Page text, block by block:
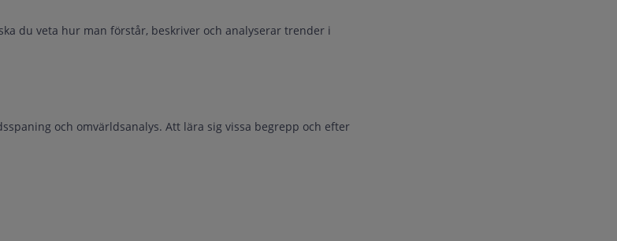
du veta hur man förstår, beskriver och analyserar trender i
och omvärldsanalys. Att lära sig vissa begrepp och efter